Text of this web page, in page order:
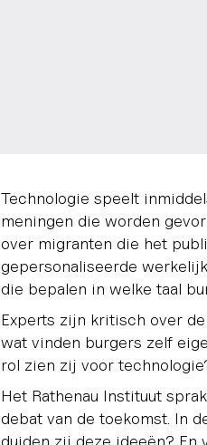
Technologie speelt
meningen die worden
over migranten die het
gepersonaliseerde
die bepalen in welke taal
Experts zijn kritisch over
wat vinden burgers zelf
rol zien zij voor
Het Rathenau Instituut
debat van de toekomst. In
duiden zij deze ideeën? En